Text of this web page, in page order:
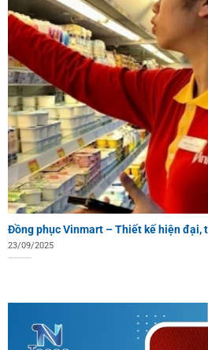
Đồng phục Vinmart – Thiết kế hiện đại,
23/09/2025